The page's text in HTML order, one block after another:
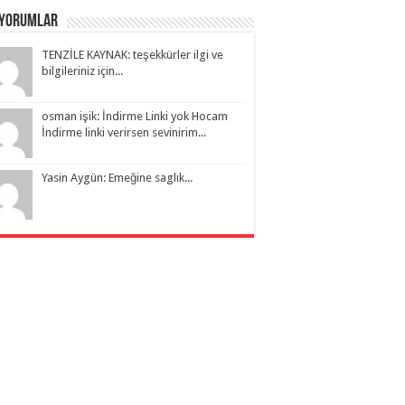
TENZİLE KAYNAK: teşekkürler ilgi ve
bilgileriniz için...
osman işik: İndirme Linki yok Hocam
İndirme linki verirsen sevinirim...
Yasin Aygün: Emeğine saglık...